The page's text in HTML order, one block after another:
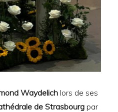
Waydelich lors de ses
de Strasbourgpar